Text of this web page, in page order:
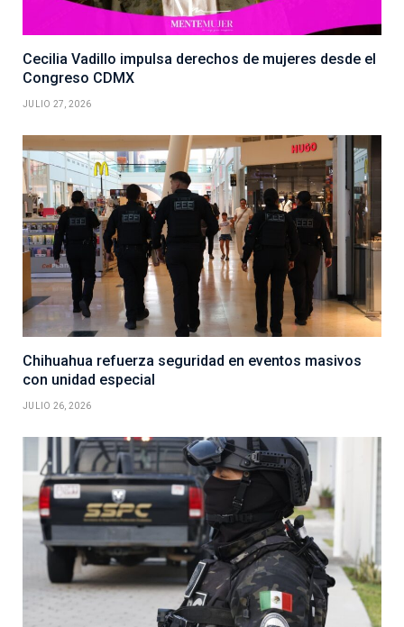
Cecilia Vadillo impulsa derechos de mujeres desde el
Congreso CDMX
JULIO 27, 2026
Chihuahua refuerza seguridad en eventos masivos
con unidad especial
JULIO 26, 2026